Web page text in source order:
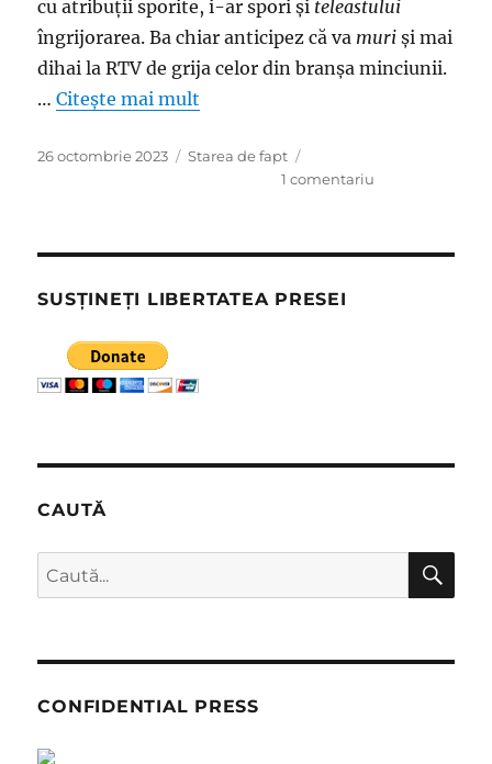
cu atribuții sporite, i-ar spori şi teleastului
îngrijorarea. Ba chiar anticipez că va murişi mai
dihai la RTV de grija celor din branşa minciunii.
…Citește mai mult
Publicat
26 octombrie 2023 Categorii
Starea de fapt
1 comentariu
SUSȚINEȚI LIBERTATEA PRESEI
CAUTĂ
Caută
după:
CONFIDENTIAL PRESS